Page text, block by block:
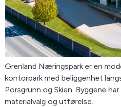
Grenland Næringspark er en
kontorpark med beliggenhet
Porsgrunn og Skien. Byggene
materialvalg og utførelse.